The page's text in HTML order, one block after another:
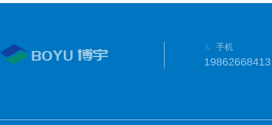
手机
19862668413